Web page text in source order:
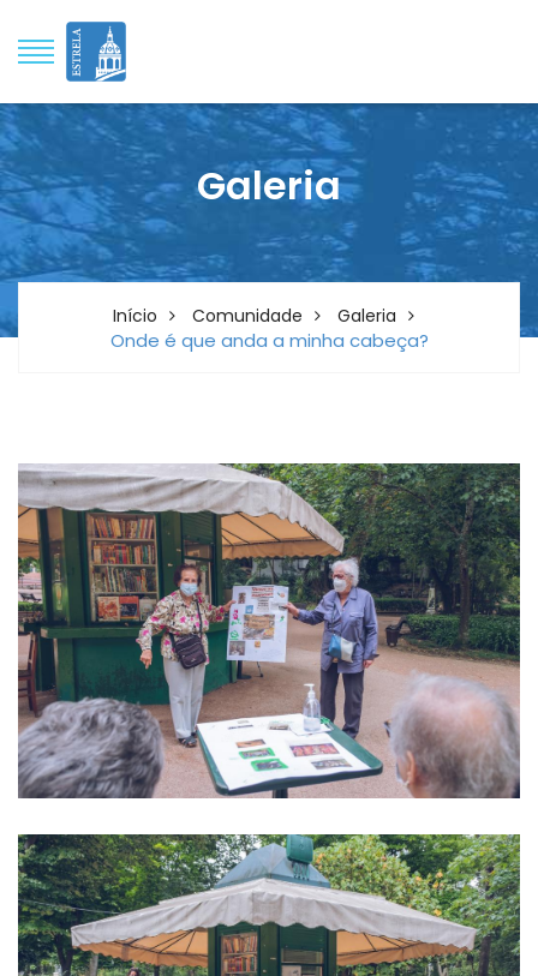
Galeria
Início Comunidade Galeria
Onde é que anda a minha cabeça?